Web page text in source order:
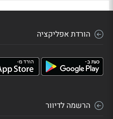
הורדת אפליקציה
הרשמה לדיוור